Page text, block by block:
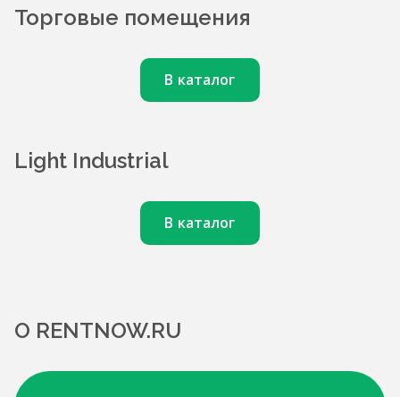
Торговые помещения
В каталог
Light Industrial
В каталог
О RENTNOW.RU